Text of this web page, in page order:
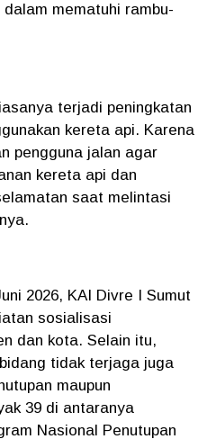
mematuhi rambu-
terjadi peningkatan
kereta api. Karena
pengguna jalan agar
kereta api dan
saat melintasi
2026, KAI Divre I Sumut
sosialisasi
dan kota. Selain itu,
tidak terjaga juga
maupun
39 di antaranya
Nasional Penutupan